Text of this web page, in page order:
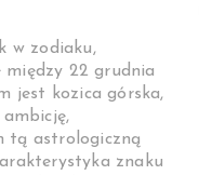
w zodiaku,
między 22 grudnia
jest kozica górska,
tą astrologiczną
znaku